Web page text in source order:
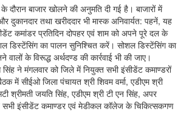
बाजार खोलने की अनुमति दी गई है। बाजारों में
दुकानदार तथा खरीददार भी मास्क अनिवार्यत: पहनें, यह
कमांडर प्रतिदिन दोपहर एवं शाम को अपने पूरे दल के
डिस्टेंसिंग का पालन सुनिश्चित करें। सोशल डिस्टेंसिंग का
के विरूद्ध अर्थदण्ड की कार्रवाई भी की जाए।
ने मंगलवार को जिले में नियुक्त सभी इंसीडेंट कमाण्डरों
में सीईओ जिला पंचायत श्री शिवम वर्मा, एडीएम श्री
श्रीमती जयति सिंह, एडीएम श्री टी एन सिंह, अपर
इंसीडेंट कमाण्डर एवं मेडीकल कॉलेज के चिकित्सकगण